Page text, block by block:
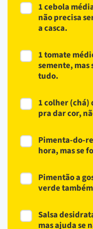
1 cebola
não precisa
a casca.
1 tomate
semente, mas
tudo.
1 colher (chá)
pra dar cor,
Pimenta-do-
hora, mas se
Pimentão a
verde
Salsa
mas ajuda se